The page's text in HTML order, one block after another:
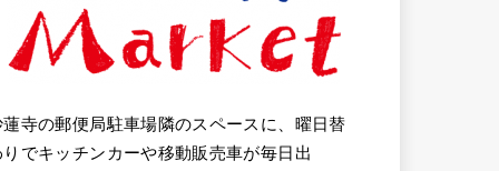
蓮寺の郵便局駐車場隣のスペースに、曜日替
りでキッチンカーや移動販売車が毎日出